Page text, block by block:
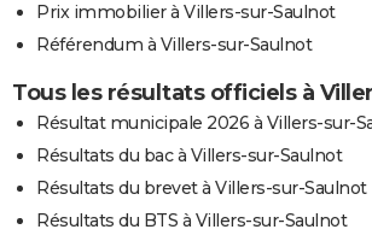
Prix immobilier à Villers-sur-Saulnot
Référendum à Villers-sur-Saulnot
Tous les résultats officiels à
Résultat municipale 2026 à Villers-sur-
Résultats du bac à Villers-sur-Saulnot
Résultats du brevet à Villers-sur-Saulnot
Résultats du BTS à Villers-sur-Saulnot